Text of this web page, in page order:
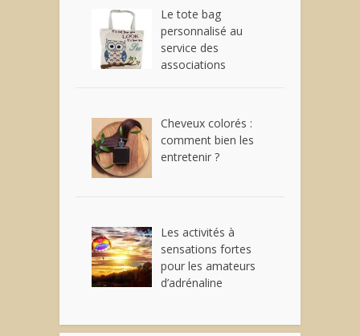
Le tote bag
personnalisé au
service des
associations
Cheveux colorés :
comment bien les
entretenir ?
Les activités à
sensations fortes
pour les amateurs
d’adrénaline